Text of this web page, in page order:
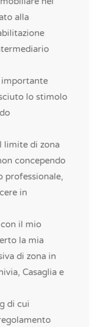
alla
importante
lo stimolo
limite di zona
concependo
professionale,
in
il mio
la mia
di zona in
Casaglia e
di cui